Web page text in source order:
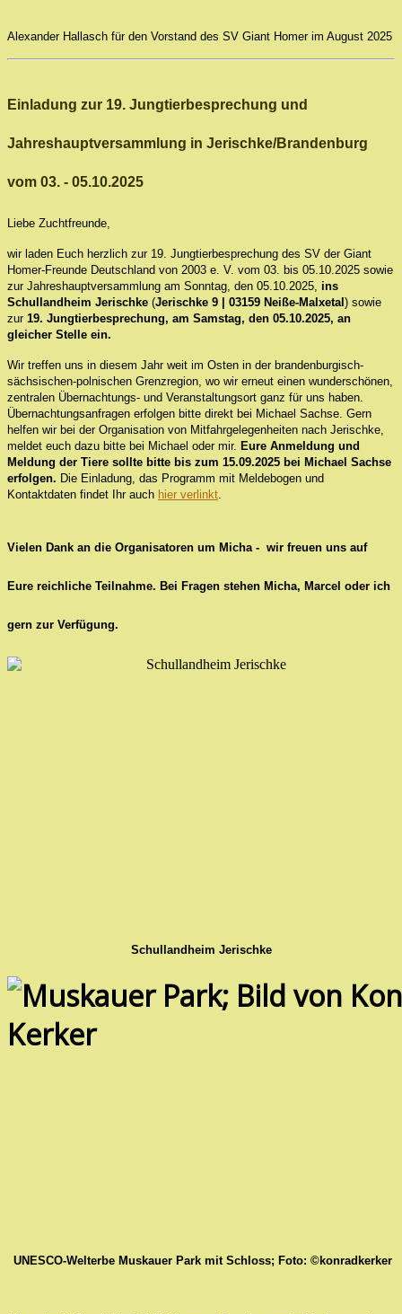
Alexander Hallasch für den Vorstand des SV Giant Homer im August 2025
Einladung zur 19. Jungtierbesprechung und
Jahreshauptversammlung in Jerischke/Brandenburg
vom 03. - 05.10.2025
Liebe Zuchtfreunde,
wir laden Euch herzlich zur 19. Jungtierbesprechung des SV der Giant
Homer-Freunde Deutschland von 2003 e. V. vom 03. bis 05.10.2025 sowie
zur Jahreshauptversammlung am Sonntag, den 05.10.2025, ins
Schullandheim Jerischke (Jerischke 9 | 03159 Neiße-Malxetal) sowie
zur 19. Jungtierbesprechung, am Samstag, den 05.10.2025, an
gleicher Stelle ein.
Wir treffen uns in diesem Jahr weit im Osten in der brandenburgisch-
sächsischen-polnischen Grenzregion, wo wir erneut einen wunderschönen,
zentralen Übernachtungs- und Veranstaltungsort ganz für uns haben.
Übernachtungsanfragen erfolgen bitte direkt bei Michael Sachse. Gern
helfen wir bei der Organisation von Mitfahrgelegenheiten nach Jerischke,
meldet euch dazu bitte bei Michael oder mir. Eure Anmeldung und
Meldung der Tiere sollte bitte bis zum 15.09.2025 bei Michael Sachse
erfolgen. Die Einladung, das Programm mit Meldebogen und
Kontaktdaten findet Ihr auch hier verlinkt
Vielen Dank an die Organisatoren um Micha - wir freuen uns auf
Eure reichliche Teilnahme. Bei Fragen stehen Micha, Marcel oder ich
gern zur Verfügung.
Schullandheim Jerischke
UNESCO-Welterbe Muskauer Park mit Schloss; Foto: ©konradkerker